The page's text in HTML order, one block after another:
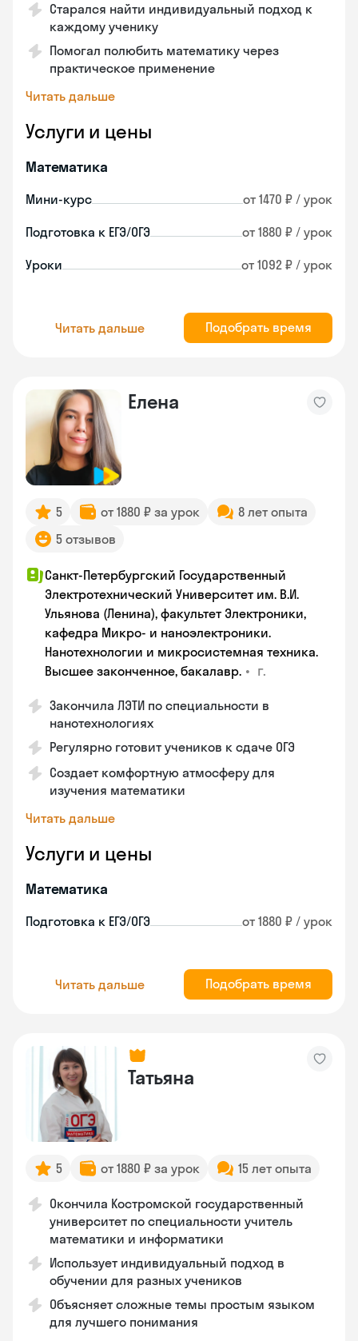
Старался найти индивидуальный подход к
каждому ученику
Помогал полюбить математику через
практическое применение
Читать дальше
Услуги и цены
Математика
Мини-курс от 1470 ₽ / урок
Подготовка к ЕГЭ/ОГЭ от 1880 ₽ / урок
Уроки от 1092 ₽ / урок
Читать дальше Подобрать время
Елена
5 от 1880 ₽ за урок
8 лет опыта
5 отзывов
Санкт-Петербургский Государственный
Электротехнический Университет им. В.И.
Ульянова (Ленина), факультет Электроники,
кафедра Микро- и наноэлектроники.
Нанотехнологии и микросистемная техника.
Высшее законченное, бакалавр. • г.
Закончила ЛЭТИ по специальности в
нанотехнологиях
Регулярно готовит учеников к сдаче ОГЭ
Создает комфортную атмосферу для
изучения математики
Читать дальше
Услуги и цены
Математика
Подготовка к ЕГЭ/ОГЭ от 1880 ₽ / урок
Читать дальше Подобрать время
Татьяна
5 от 1880 ₽ за урок 15 лет опыта
Окончила Костромской государственный
университет по специальности учитель
математики и информатики
Использует индивидуальный подход в
обучении для разных учеников
Объясняет сложные темы простым языком
для лучшего понимания